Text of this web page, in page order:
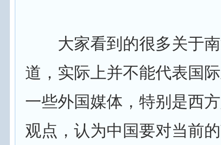
大家看到的很多关于南
道，实际上并不能代表国
一些外国媒体，特别是西
观点，认为中国要对当前